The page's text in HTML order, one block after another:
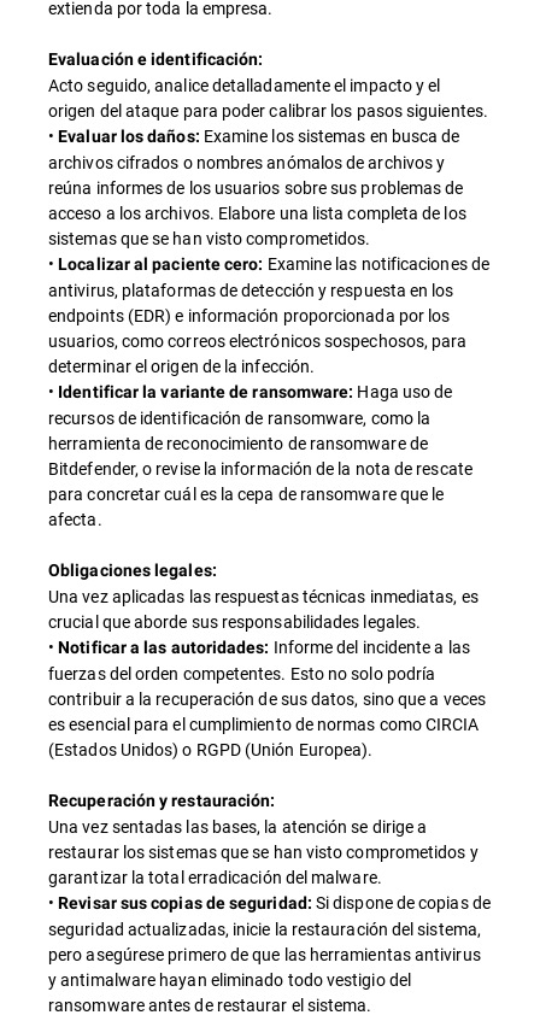
extienda por toda la empresa.
Evaluación e identificación:
Acto seguido, analice detalladamente el impacto y el
origen del ataque para poder calibrar los pasos siguientes.
•Evaluar los daños: Examine los sistemas en busca de
archivos cifrados o nombres anómalos de archivos y
reúna informes de los usuarios sobre sus problemas de
acceso a los archivos. Elabore una lista completa de los
sistemas que se han visto comprometidos.
•Localizar al paciente cero: Examine las notificaciones de
antivirus, plataformas de detección y respuesta en los
endpoints (EDR) e información proporcionada por los
usuarios, como correos electrónicos sospechosos, para
determinar el origen de la infección.
• Identificar la variante de ransomware: Haga uso de
recursos de identificación de ransomware, como la
herramienta de reconocimiento de ransomware de
Bitdefender, o revise la información de la nota de rescate
para concretar cuál es la cepa de ransomware que le
afecta.
Obligaciones legales:
Una vez aplicadas las respuestas técnicas inmediatas, es
crucial que aborde sus responsabilidades legales.
•Notificar a las autoridades: Informe del incidente a las
fuerzas del orden competentes. Esto no solo podría
contribuir a la recuperación de sus datos, sino que a veces
es esencial para el cumplimiento de normas como CIRCIA
(Estados Unidos) o RGPD (Unión Europea).
Recuperación y restauración:
Una vez sentadas las bases, la atención se dirige a
restaurar los sistemas que se han visto comprometidos y
garantizar la total erradicación del malware.
•Revisar sus copias de seguridad: Si dispone de copias de
seguridad actualizadas, inicie la restauración del sistema,
pero asegúrese primero de que las herramientas antivirus
y antimalware hayan eliminado todo vestigio del
ransomware antes de restaurar el sistema.